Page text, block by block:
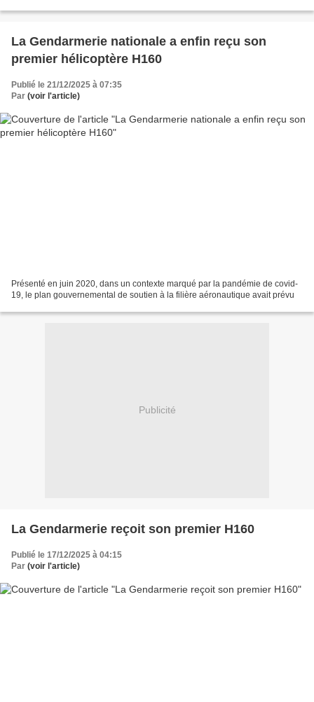
La Gendarmerie nationale a enfin reçu son
premier hélicoptère H160
Publié le 21/12/2025 à 07:35
Par (voir l'article)
Présenté en juin 2020, dans un contexte marqué par la pandémie de covid-
19, le plan gouvernemental de soutien à la filière aéronautique avait prévu
Publicité
La Gendarmerie reçoit son premier H160
Publié le 17/12/2025 à 04:15
Par (voir l'article)